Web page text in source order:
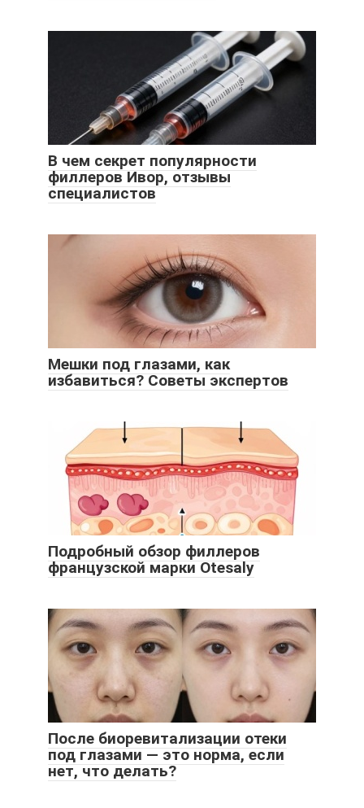
В чем секрет популярности
филлеров Ивор, отзывы
специалистов
Мешки под глазами, как
избавиться? Советы экспертов
Подробный обзор филлеров
французской марки Otesaly
После биоревитализации отеки
под глазами — это норма, если
нет, что делать?